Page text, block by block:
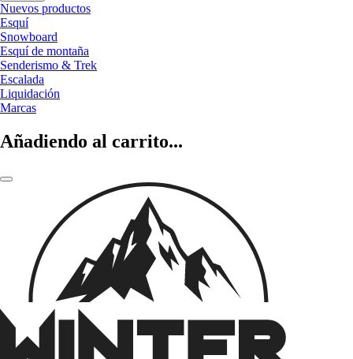
Nuevos productos
Esquí
Snowboard
Esquí de montaña
Senderismo & Trek
Escalada
Liquidación
Marcas
Añadiendo al carrito...